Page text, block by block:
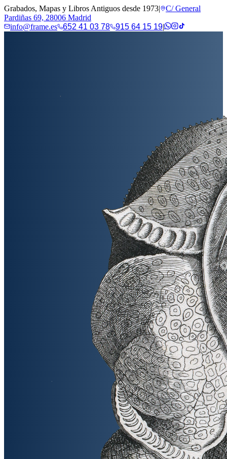
Grabados, Mapas y Libros Antiguos desde 1973|
C/ General
Pardiñas 69, 28006 Madrid
info@frame.es
652 41 03 78 915 64 15 19|